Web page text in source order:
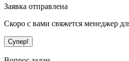
Заявка отправлена
Скоро с вами свяжется менеджер
Супер!